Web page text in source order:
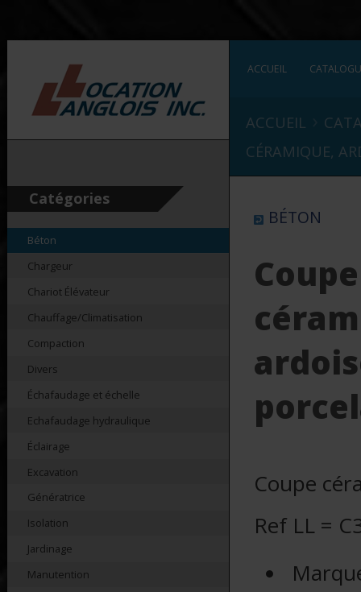
Catégories
Béton
Chargeur
Chariot Élévateur
Chauffage/Climatisation
Compaction
Divers
Échafaudage et échelle
Echafaudage hydraulique
Éclairage
Excavation
Génératrice
Isolation
Jardinage
Manutention
ACCUEIL
ACCUEIL
CÉRAMIQUE,
BÉTON
Coupe
Coupe
Ref LL =